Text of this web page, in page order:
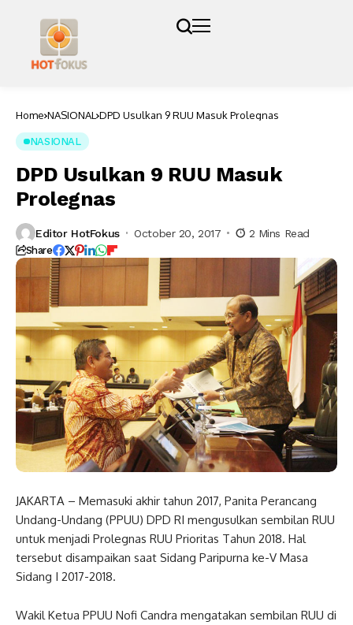
Home NASIONAL DPD Usulkan 9 RUU Masuk Prolegnas
NASIONAL
DPD Usulkan 9 RUU Masuk
Prolegnas
Editor HotFokus October 20, 2017 2 Mins Read
Share
JAKARTA – Memasuki akhir tahun 2017, Panita Perancang
Undang-Undang (PPUU) DPD RI mengusulkan sembilan RUU
untuk menjadi Prolegnas RUU Prioritas Tahun 2018. Hal
tersebut disampaikan saat Sidang Paripurna ke-V Masa
Sidang I 2017-2018.
Wakil Ketua PPUU Nofi Candra mengatakan sembilan RUU di